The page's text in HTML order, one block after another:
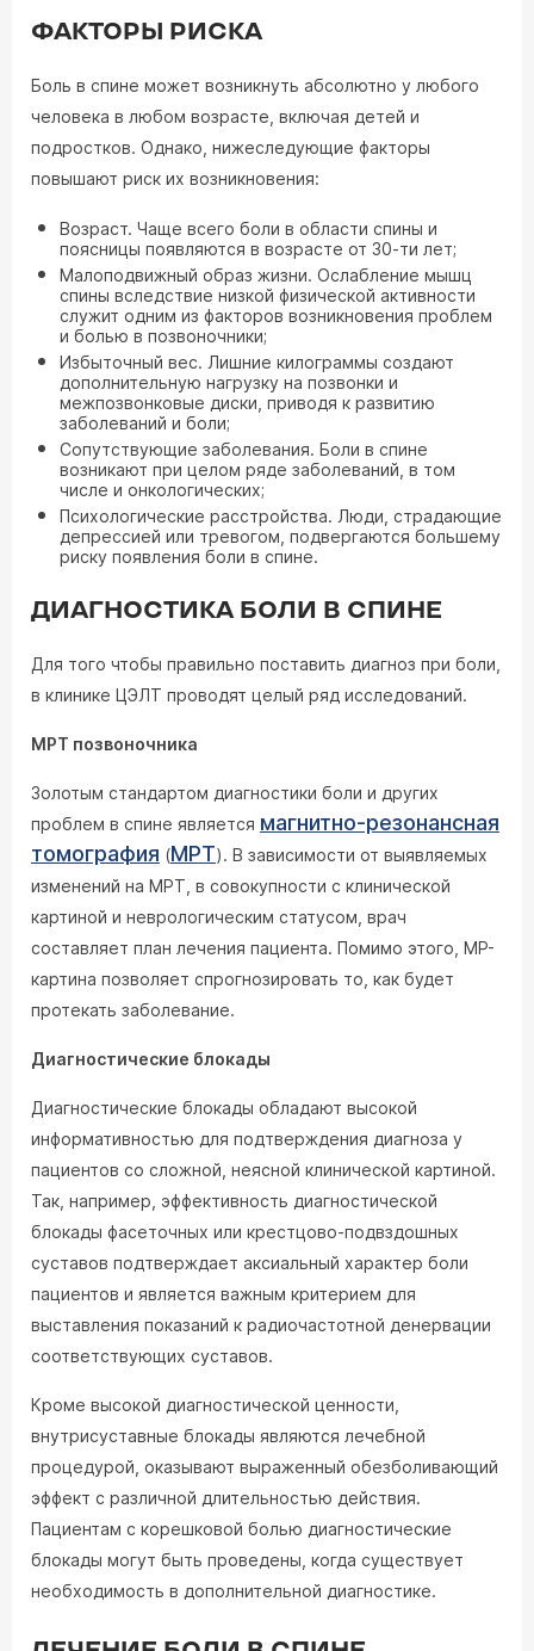
ФАКТОРЫ РИСКА
Боль в спине может возникнуть абсолютно у любого
человека в любом возрасте, включая детей и
подростков. Однако, нижеследующие факторы
повышают риск их возникновения:
Возраст. Чаще всего боли в области спины и
поясницы появляются в возрасте от 30-ти лет;
Малоподвижный образ жизни. Ослабление мышц
спины вследствие низкой физической активности
служит одним из факторов возникновения проблем
и болью в позвоночники;
Избыточный вес. Лишние килограммы создают
дополнительную нагрузку на позвонки и
межпозвонковые диски, приводя к развитию
заболеваний и боли;
Сопутствующие заболевания. Боли в спине
возникают при целом ряде заболеваний, в том
числе и онкологических;
Психологические расстройства. Люди, страдающие
депрессией или тревогом, подвергаются большему
риску появления боли в спине.
ДИАГНОСТИКА БОЛИ В СПИНЕ
Для того чтобы правильно поставить диагноз при боли,
в клинике ЦЭЛТ проводят целый ряд исследований.
МРТ позвоночника
Золотым стандартом диагностики боли и других
проблем в спине является магнитно-резонансная
томография (МРТ). В зависимости от выявляемых
изменений на МРТ, в совокупности с клинической
картиной и неврологическим статусом, врач
составляет план лечения пациента. Помимо этого, МР-
картина позволяет спрогнозировать то, как будет
протекать заболевание.
Диагностические блокады
Диагностические блокады обладают высокой
информативностью для подтверждения диагноза у
пациентов со сложной, неясной клинической картиной.
Так, например, эффективность диагностической
блокады фасеточных или крестцово-подвздошных
суставов подтверждает аксиальный характер боли
пациентов и является важным критерием для
выставления показаний к радиочастотной денервации
соответствующих суставов.
Кроме высокой диагностической ценности,
внутрисуставные блокады являются лечебной
процедурой, оказывают выраженный обезболивающий
эффект с различной длительностью действия.
Пациентам с корешковой болью диагностические
блокады могут быть проведены, когда существует
необходимость в дополнительной диагностике.